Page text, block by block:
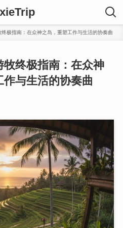
终极指南：在众神之岛，重塑工作与生活的协奏曲
牧终极指南：在众神
作与生活的协奏曲